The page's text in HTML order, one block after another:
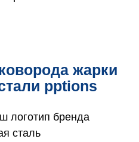
жарки
pptions
логотип бренда
сталь